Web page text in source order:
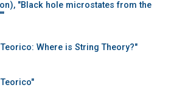
"Black hole microstates from the
Where is String Theory?"